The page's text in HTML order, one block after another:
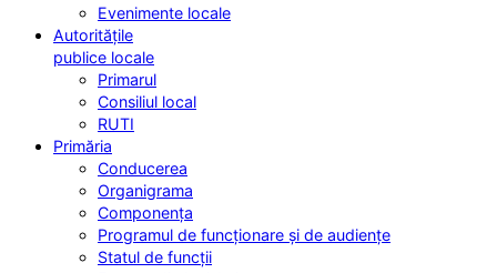
Evenimente locale
Autoritățile
publice locale
Primarul
Consiliul local
RUTI
Primăria
Conducerea
Organigrama
Componența
Programul de funcționare și de audiențe
Statul de funcții